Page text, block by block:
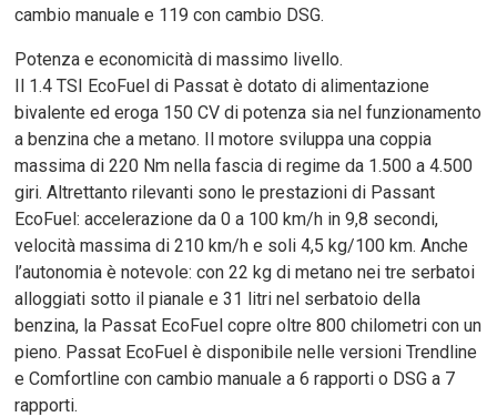
cambio manuale e 119 con cambio DSG.
Potenza e economicità di massimo livello.
Il 1.4 TSI EcoFuel di Passat è dotato di alimentazione
bivalente ed eroga 150 CV di potenza sia nel funzionamento
a benzina che a metano. Il motore sviluppa una coppia
massima di 220 Nm nella fascia di regime da 1.500 a 4.500
giri. Altrettanto rilevanti sono le prestazioni di Passant
EcoFuel: accelerazione da 0 a 100 km/h in 9,8 secondi,
velocità massima di 210 km/h e soli 4,5 kg/100 km. Anche
l’autonomia è notevole: con 22 kg di metano nei tre serbatoi
alloggiati sotto il pianale e 31 litri nel serbatoio della
benzina, la Passat EcoFuel copre oltre 800 chilometri con un
pieno. Passat EcoFuel è disponibile nelle versioni Trendline
e Comfortline con cambio manuale a 6 rapporti o DSG a 7
rapporti.